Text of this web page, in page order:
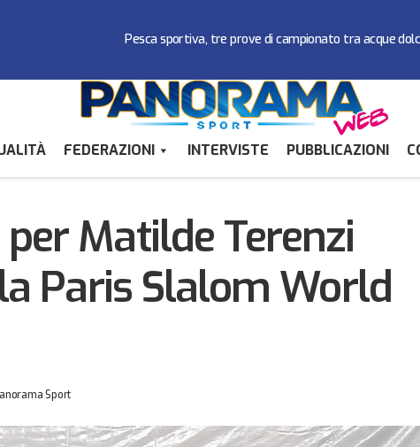
Pesca sportiva, tre prove di campionato tra acque
FEDERAZIONI INTERVISTE PUBBLICAZIONI
Matilde Terenzi
Paris Slalom World
Sport